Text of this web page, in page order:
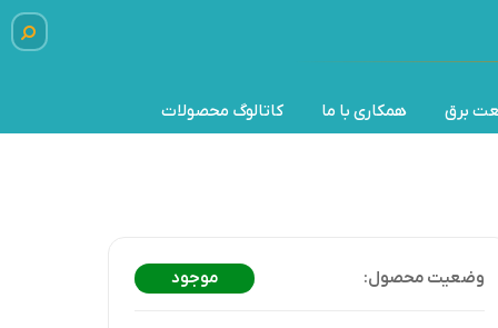
برق همکاری با ما کاتالوگ محصولات
موجود